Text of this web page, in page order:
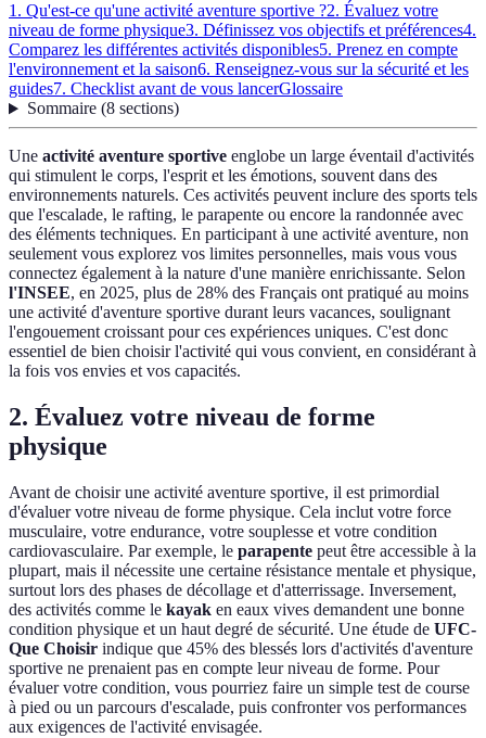
1. Qu'est-ce qu'une activité aventure sportive ?2. Évaluez votre
niveau de forme physique3. Définissez vos objectifs et préférences4.
Comparez les différentes activités disponibles5. Prenez en compte
l'environnement et la saison6. Renseignez-vous sur la sécurité et les
guides7. Checklist avant de vous lancerGlossaire
Sommaire(8 sections)
Une activité aventure sportive englobe un large éventail d'activités
qui stimulent le corps, l'esprit et les émotions, souvent dans des
environnements naturels. Ces activités peuvent inclure des sports tels
que l'escalade, le rafting, le parapente ou encore la randonnée avec
des éléments techniques. En participant à une activité aventure, non
seulement vous explorez vos limites personnelles, mais vous vous
connectez également à la nature d'une manière enrichissante. Selon
l'INSEE, en 2025, plus de 28% des Français ont pratiqué au moins
une activité d'aventure sportive durant leurs vacances, soulignant
l'engouement croissant pour ces expériences uniques. C'est donc
essentiel de bien choisir l'activité qui vous convient, en considérant à
la fois vos envies et vos capacités.
2. Évaluez votre niveau de forme
physique
Avant de choisir une activité aventure sportive, il est primordial
d'évaluer votre niveau de forme physique. Cela inclut votre force
musculaire, votre endurance, votre souplesse et votre condition
cardiovasculaire. Par exemple, le parapente peut être accessible à la
plupart, mais il nécessite une certaine résistance mentale et physique,
surtout lors des phases de décollage et d'atterrissage. Inversement,
des activités comme le kayak en eaux vives demandent une bonne
condition physique et un haut degré de sécurité. Une étude de UFC-
Que Choisir indique que 45% des blessés lors d'activités d'aventure
sportive ne prenaient pas en compte leur niveau de forme. Pour
évaluer votre condition, vous pourriez faire un simple test de course
à pied ou un parcours d'escalade, puis confronter vos performances
aux exigences de l'activité envisagée.